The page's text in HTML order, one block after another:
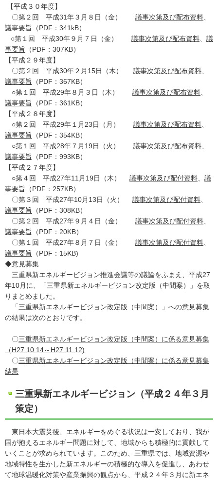
【平成３０年度】
〇第２回 平成31年３月８日（金） 議事次第及び配布資料
議事要旨
（PDF：341kB）
○第１回 平成30年９月７日（金） 議事次第及び配布資料
議
事要旨
（PDF：307KB）
【平成２９年度】
〇第２回 平成30年２月15日（木） 議事次第及び配布資料
議事要旨
（PDF：367KB）
○第１回 平成29年８月３日（木） 議事次第及び配布資料
議事要旨
（PDF：361KB）
【平成２８年度】
○第２回 平成29年１月23日（月） 議事次第及び配布資料
議事要旨
（PDF：354KB）
○第１回 平成28年７月19日（火） 議事次第及び配布資料
議事要旨
（PDF：993KB）
【平成２７年度】
○第４回 平成27年11月19日（木） 議事次第及び配付資料
議
事要旨
（PDF：257KB）
〇第３回 平成27年10月13日（火） 議事次第及び配付資料
議事要旨
（PDF：308KB）
〇第２回 平成27年９月４日（金） 議事次第及び配付資料
議事要旨
（PDF：20KB）
〇第１回 平成27年８月７日（金） 議事次第及び配付資料
議事要旨
（PDF：15KB)
◆意見募集
三重県新エネルギービジョン推進会議等の議論をふまえ、平成27
年10月に、「三重県新エネルギービジョン改定版（中間案）」を取
りまとめました。
「三重県新エネルギービジョン改定版（中間案）」への意見募集
の結果は次のとおりです。
〇三重県新エネルギービジョン改定版（中間案）に係る意見募集
（H27.10.14～H27.11.12)
〇三重県新エネルギービジョン改定版（中間案）に係る意見募集
結果
三重県新エネルギービジョン（平成２４年３月
策定）
東日本大震災後、エネルギーをめぐる状況は一変しており、我が
国が抱えるエネルギー問題に対して、地域からも積極的に貢献して
いくことが求められています。このため、三重県では、地域資源や
地域特性を生かした新エネルギーの積極的な導入を促進し、あわせ
て地球温暖化対策や産業振興の観点から、平成２４年３月に新エネ